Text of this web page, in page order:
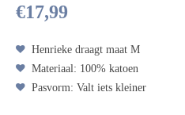
€17,99
Henrieke draagt maat M
Materiaal: 100% katoen
Pasvorm: Valt iets kleiner